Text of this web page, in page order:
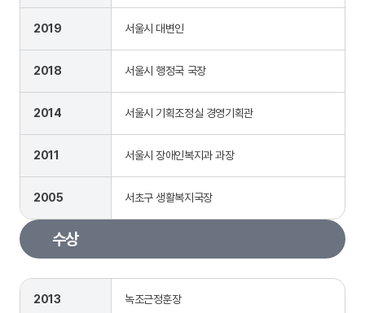
2019 서울시 대변인
2018 서울시 행정국 국장
2014 서울시 기획조정실 경영기획관
2011 서울시 장애인복지과 과장
2005 서초구 생활복지국장
수상
2013 녹조근정훈장